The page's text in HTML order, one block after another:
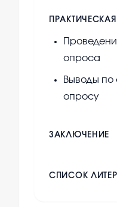
опроса
Выводы по
опросу
ЗАКЛЮЧЕНИЕ
СПИСОК